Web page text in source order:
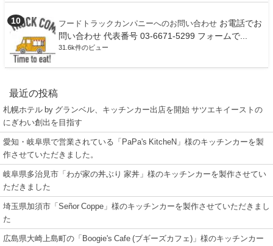
フードトラックカンパニーへのお問い合わせ お電話でお
問い合わせ 代表番号 03-6671-5299 フォームで...
31.6k件のビュー
最近の投稿
札幌ホテル by グランベル、キッチンカー出店を開始 サツエキイーストの
にぎわい創出を目指す
愛知・岐阜県で営業されている「PaPa's KitcheN」様のキッチンカーを製
作させていただきました。
岐阜県多治見市「わが家の丼ぶり 家丼」様のキッチンカーを製作させてい
ただきました
埼玉県加須市「Señor Coppe」様のキッチンカーを製作させていただきまし
た
広島県大崎上島町の「Boogie's Cafe (ブギーズカフェ)」様のキッチンカー